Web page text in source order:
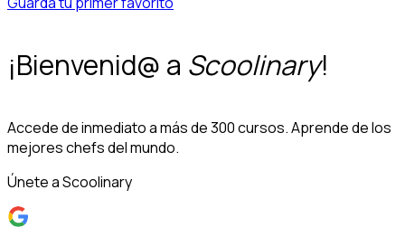
¡Bienvenid@ a Scoolinary!
Accede de inmediato a más de 300 cursos. Aprende de los
mejores chefs del mundo.
Únete a Scoolinary